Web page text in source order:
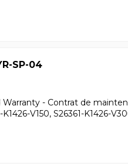
SP-04
- Contrat de
V150, S26361-K1426-